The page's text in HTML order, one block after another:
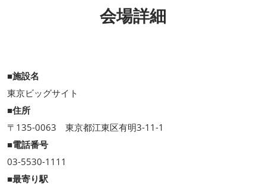
会場詳細
■施設名
東京ビッグサイト
■住所
〒135-0063 東京都江東区有明3-11-1
■電話番号
03-5530-1111
■最寄り駅